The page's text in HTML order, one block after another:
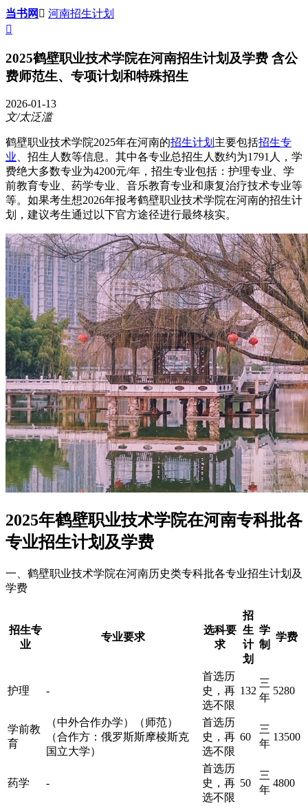
当书网  河南招生计划

2025鹤壁职业技术学院在河南招生计划及学费 含公
费师范生、专项计划和特殊招生
2026-01-13
文/太泛滥
鹤壁职业技术学院2025年在河南的招生计划 主要包括招生专
业、招生人数等信息。其中各专业总招生人数约为1791人，学
费绝大多数专业为4200元/年，招生专业包括：护理专业、学
前教育专业、药学专业、音乐教育专业和康复治疗技术专业等
等。如果考生想2026年报考鹤壁职业技术学院在河南的招生计
划，建议考生通过以下官方途径进行最终核实。
2025年鹤壁职业技术学院在河南专科批各
专业招生计划及学费
一、鹤壁职业技术学院在河南历史类专科批各专业招生计划及
学费
招生专
业
专业要求
选科要
求
招
生
计
划
学
制
学费
护理 -
首选历
史，再
选不限
132
三
年
5280
学前教
育
（中外合作办学）（师范）
（合作方：俄罗斯斯摩棱斯克
国立大学）
首选历
史，再
选不限
60
三
年
13500
药学 -
首选历
史，再
选不限
50
三
年
4800